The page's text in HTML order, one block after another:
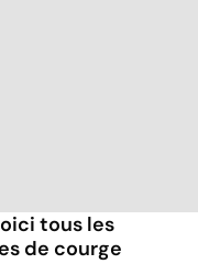
tous les
de courge